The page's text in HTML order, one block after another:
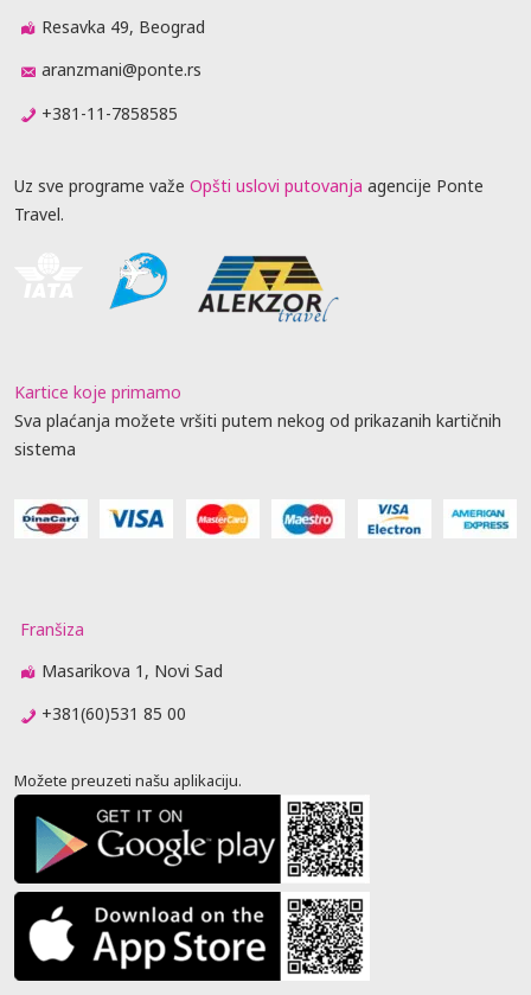
Resavka 49, Beograd
aranzmani@ponte.rs
+381-11-7858585
Uz sve programe važe Opšti uslovi putovanja agencije Ponte
Travel.
Kartice koje primamo
Sva plaćanja možete vršiti putem nekog od prikazanih kartičnih
sistema
Franšiza
Masarikova 1, Novi Sad
+381(60)531 85 00
Možete preuzeti našu aplikaciju.